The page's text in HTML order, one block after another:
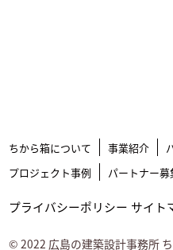
ちから箱について 事業紹介
プロジェクト事例
パートナー募
プライバシーポリシー サイト
©2022 広島の建築設計事務所